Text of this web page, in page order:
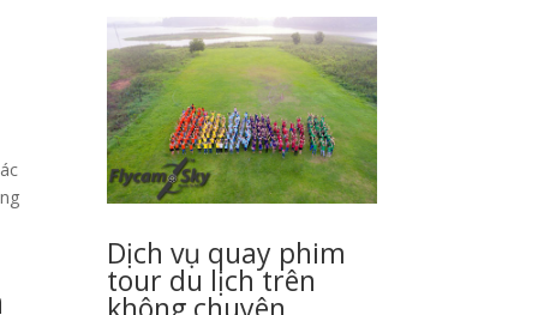
Dịch vụ quay phim
tour du lịch trên